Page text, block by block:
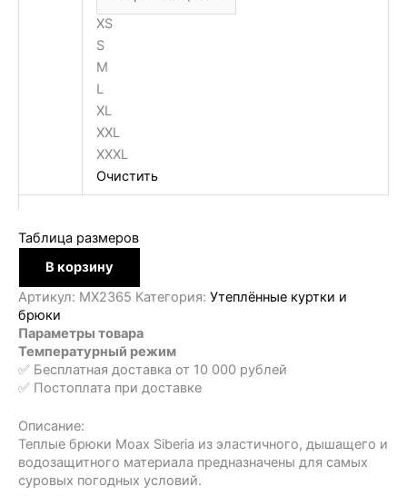
XS
S
M
L
XL
XXL
XXXL
Очистить
Таблица размеров
товара
Брюки
утепленные
Siberia
муж.
В корзину
Артикул: MX2365 Категория: Утеплённые куртки и
брюки
Параметры товара
Температурный режим
✅ Бесплатная доставка от 10 000 рублей
✅ Постоплата при доставке
Описание:
Теплые брюки Moax Siberia из эластичного, дышащего и
водозащитного материала предназначены для самых
суровых погодных условий.